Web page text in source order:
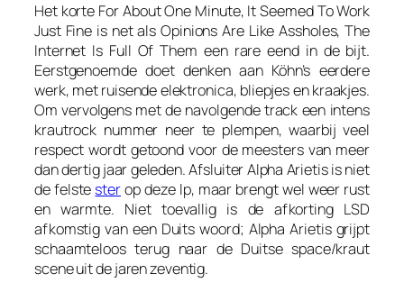
Het korte ForAbout One Minute, It Seemed To Work
Just Fine is net alsOpinions Are Like Assholes, The
Internet Is Full Of Them een rare eend in de bijt.
Eerstgenoemde doet denken aan Köhn’s eerdere
werk, met ruisende elektronica, bliepjes en kraakjes.
Om vervolgens met de navolgende track een intens
krautrock nummer neer te plempen, waarbij veel
respect wordt getoond voor de meesters van meer
dan dertig jaar geleden. AfsluiterAlpha Arietisis niet
de felste sterop deze lp, maar brengt wel weer rust
en warmte. Niet toevallig is de afkorting LSD
afkomstig van een Duits woord; Alpha Arietisgrijpt
schaamteloos terug naar de Duitse space/kraut
scene uit de jaren zeventig.